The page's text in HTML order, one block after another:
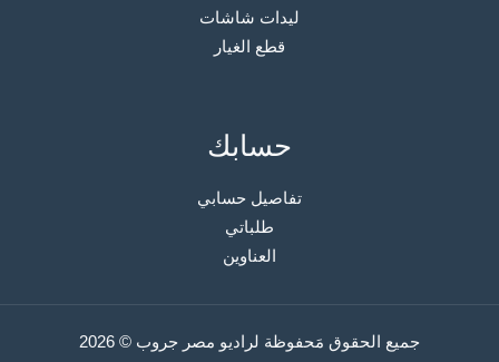
ليدات شاشات
قطع الغيار
حسابك
تفاصيل حسابي
طلباتي
العناوين
جميع الحقوق مَحفوظة لراديو مصر جروب © 2026